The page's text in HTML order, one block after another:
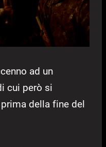
ad un
cui però si
della fine del